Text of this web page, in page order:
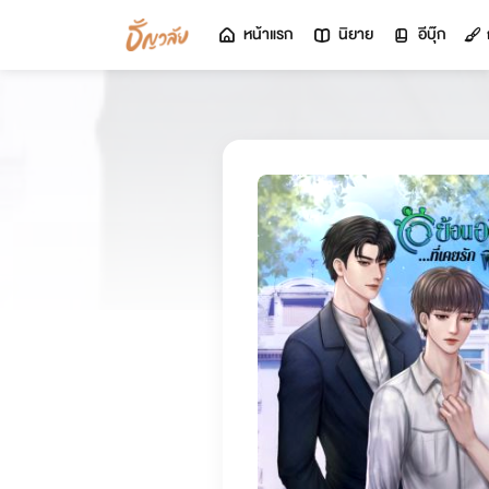
หน้าแรก นิยาย อีบุ๊ก